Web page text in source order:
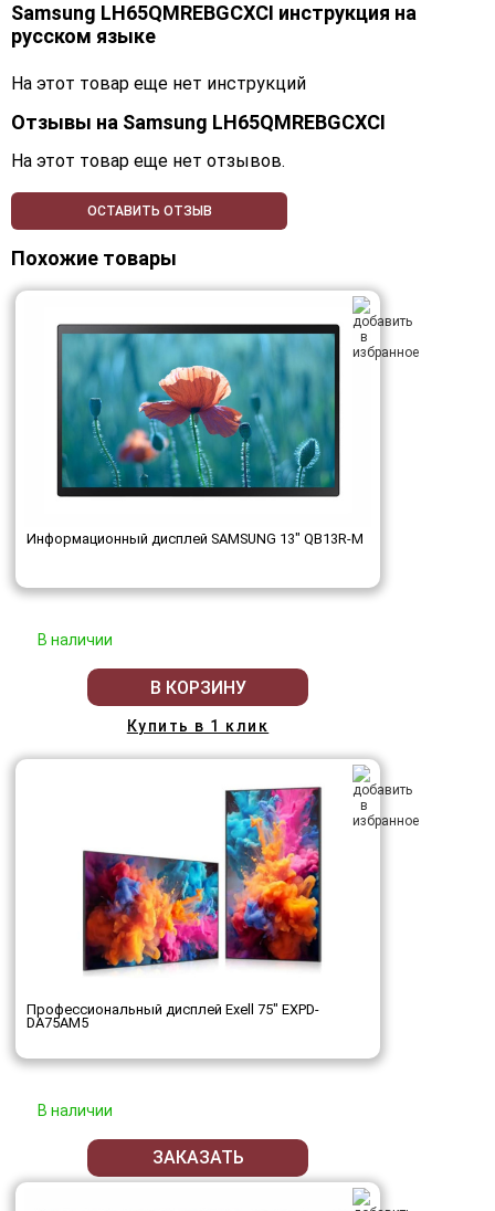
Samsung LH65QMREBGCXCI инструкция на
русском языке
На этот товар еще нет инструкций
Отзывы на Samsung LH65QMREBGCXCI
На этот товар еще нет отзывов.
ОСТАВИТЬ ОТЗЫВ
Похожие товары
Информационный дисплей SAMSUNG 13" QB13R-M
В наличии
В КОРЗИНУ
Купить в 1 клик
Профессиональный дисплей Exell 75" EXPD-
DA75AM5
В наличии
ЗАКАЗАТЬ